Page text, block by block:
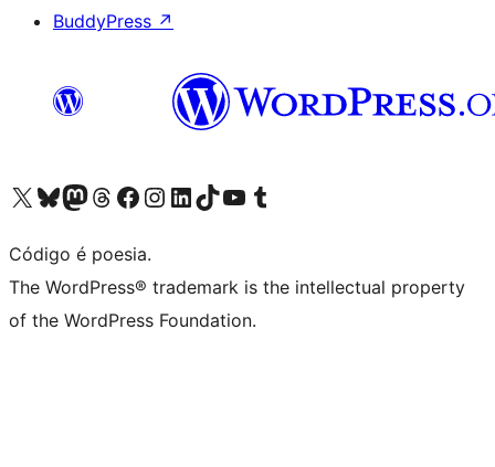
BuddyPress ↗
Visite a nossa conta X (antigo Twitter)
Visit our Bluesky account
Visit our Mastodon account
Visit our Threads account
Visite a nossa página do Facebook
Visite a nossa conta no Instagram
Visite a nossa conta no LinkedIn
Visit our TikTok account
Visit our YouTube channel
Visit our Tumblr account
Código é poesia.
The WordPress® trademark is the intellectual property
of the WordPress Foundation.